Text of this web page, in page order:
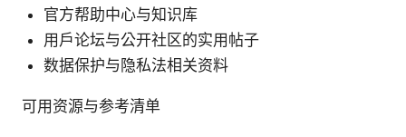
官方帮助中心与知识库
用户论坛与公开社区的实用帖子
数据保护与隐私法相关资料
可用资源与参考清单